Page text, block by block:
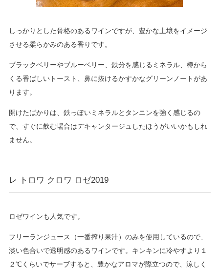
しっかりとした骨格のあるワインですが、豊かな土壌をイメージ
させる柔らかみのある香りです。
ブラックベリーやブルーベリー、鉄分を感じるミネラル、樽から
くる香ばしいトースト、鼻に抜けるかすかなグリーンノートがあ
ります。
開けたばかりは、鉄っぽいミネラルとタンニンを強く感じるの
で、すぐに飲む場合はデキャンタージュしたほうがいいかもしれ
ません。
レ トロワ クロワ ロゼ2019
ロゼワインも人気です。
フリーランジュース（一番搾り果汁）のみを使用しているので、
淡い色合いで透明感のあるワインです。キンキンに冷やすより１
２℃くらいでサーブすると、豊かなアロマが際立つので、涼しく